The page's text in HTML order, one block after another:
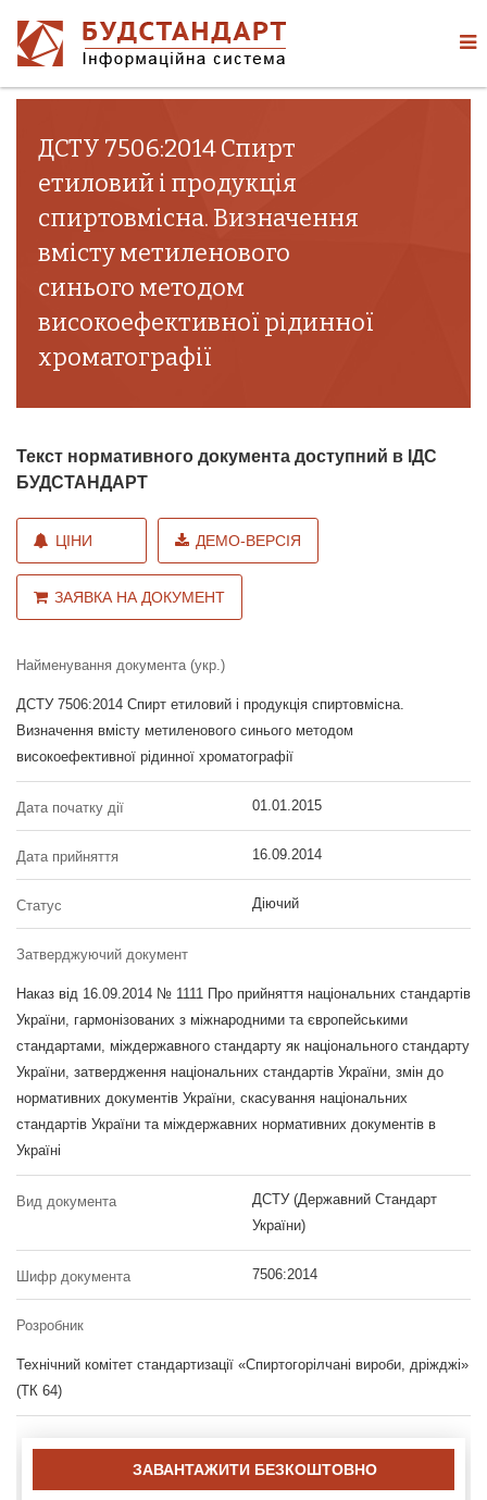
ДСТУ 7506:2014 Спирт
етиловий і продукція
спиртовмісна. Визначення
вмісту метиленового
синього методом
високоефективної рідинної
хроматографії
Текст нормативного документа доступний в ІДС
БУДСТАНДАРТ
ЦІНИ ДЕМО-ВЕРСІЯ
ЗАЯВКА НА ДОКУМЕНТ
Найменування документа (укр.)
ДСТУ 7506:2014 Спирт етиловий і продукція спиртовмісна.
Визначення вмісту метиленового синього методом
високоефективної рідинної хроматографії
Дата початку дії 01.01.2015
Дата прийняття 16.09.2014
Статус Діючий
Затверджуючий документ
Наказ від 16.09.2014 № 1111 Про прийняття національних стандартів
України, гармонізованих з міжнародними та європейськими
стандартами, міждержавного стандарту як національного стандарту
України, затвердження національних стандартів України, змін до
нормативних документів України, скасування національних
стандартів України та міждержавних нормативних документів в
Україні
Вид документа
ДСТУ (Державний Стандарт
України)
Шифр документа 7506:2014
Розробник
Технічний комітет стандартизації «Спиртогорілчані вироби, дріжджі»
(ТК 64)
ЗАВАНТАЖИТИ БЕЗКОШТОВНО